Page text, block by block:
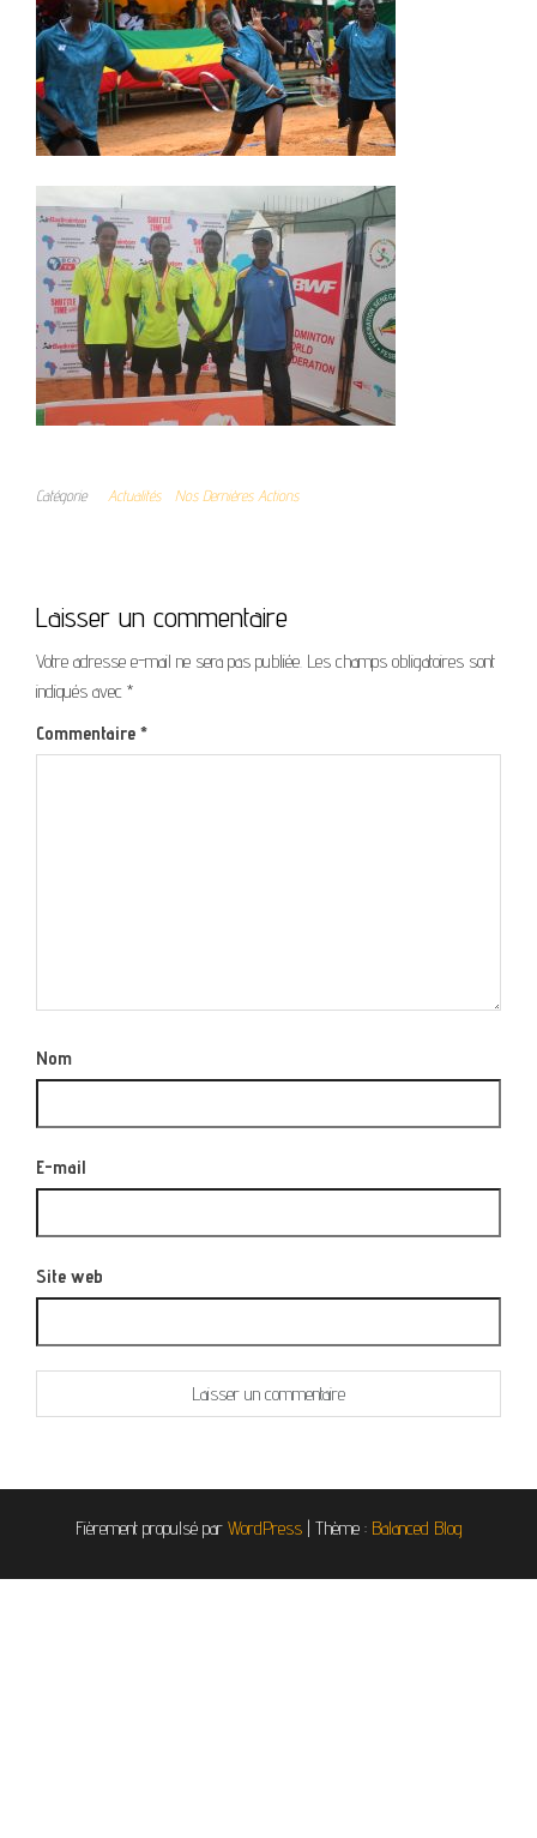
Catégorie Actualités Nos Dernières Actions
Laisser un commentaire
Votre adresse e-mail ne sera pas publiée. Les champs obligatoires sont
indiqués avec *
Commentaire *
Nom
E-mail
Site web
Fièrement propulsé par WordPress | Thème : Balanced Blog